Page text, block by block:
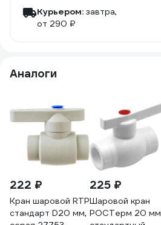
Курьером: завтра,
от 290 ₽
Аналоги
222 ₽
Кран шаровой RTP
стандарт D20 мм,
225 ₽
Шаровой кран
РОСТерм 20 мм